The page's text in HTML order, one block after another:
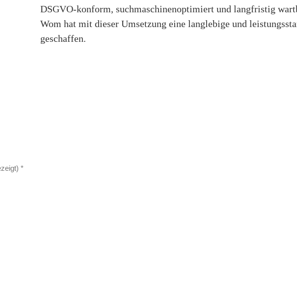
DSGVO-konform, suchmaschinenoptimiert und langfristig
Wom hat mit dieser Umsetzung eine langlebige und
geschaffen.